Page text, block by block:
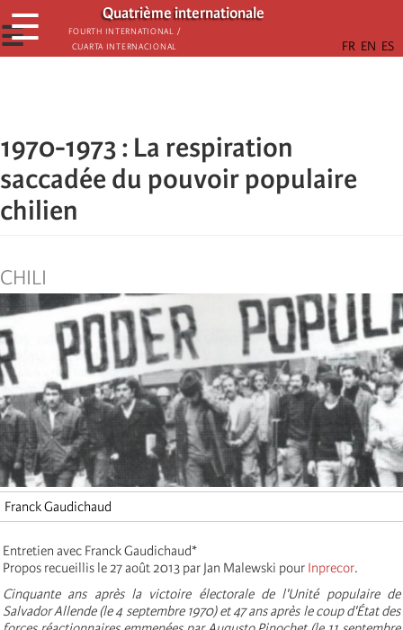
Παράκαμψη
προς
το
Quatrième internationale
Fourth International /
Cuarta Internacional
☰
☰
1970-1973 : La respiration
saccadée du pouvoir populaire
chilien
CHILI
Franck Gaudichaud
Entretien avec Franck Gaudichaud*
Propos recueillis le 27 août 2013 par Jan Malewski pour Inprecor.
Cinquante ans après la victoire électorale de l'Unité populaire de
Salvador Allende (le 4 septembre 1970) et 47 ans après le coup d'État des